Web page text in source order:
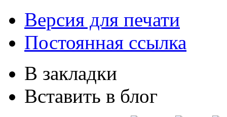
Версия для печати
Постоянная ссылка
В закладки
Вставить в блог